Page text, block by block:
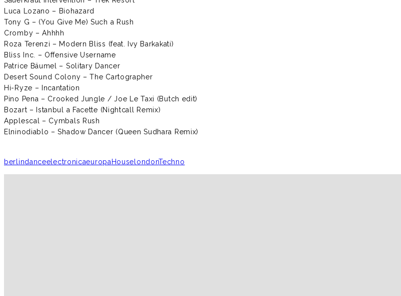
Luca Lozano – Biohazard
Tony G – (You Give Me) Such a Rush
Cromby – Ahhhh
Roza Terenzi – Modern Bliss (feat. Ivy Barkakati)
Bliss Inc. – Offensive Username
Patrice Bäumel – Solitary Dancer
Desert Sound Colony – The Cartographer
Hi-Ryze – Incantation
Pino Pena – Crooked Jungle / Joe Le Taxi (Butch edit)
Bozart – Istanbul a Facette (Nightcall Remix)
Applescal – Cymbals Rush
Elninodiablo – Shadow Dancer (Queen Sudhara Remix)
berlindanceelectronicaeuropa House londonTechno